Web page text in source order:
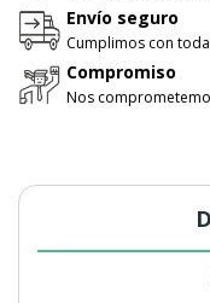
Envío seguro
Cumplimos con
Compromiso
Nos